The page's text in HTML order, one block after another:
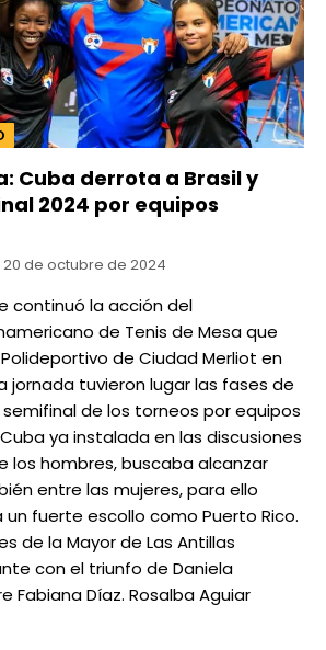
Cuba derrota a Brasil y
2024 por equipos
20 de octubre de 2024
continuó la acción del
de Tenis de Mesa que
de Ciudad Merliot en
jornada tuvieron lugar las fases de
de los torneos por equipos
ya instalada en las discusiones
los hombres, buscaba alcanzar
entre las mujeres, para ello
fuerte escollo como Puerto Rico.
de la Mayor de Las Antillas
con el triunfo de Daniela
Fabiana Díaz. Rosalba Aguiar